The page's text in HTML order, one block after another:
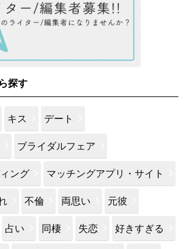
探す
キス デート
ブライダルフェア
ング マッチングアプリ・サイト
不倫 両思い 元彼
占い 同棲 失恋 好きすぎる